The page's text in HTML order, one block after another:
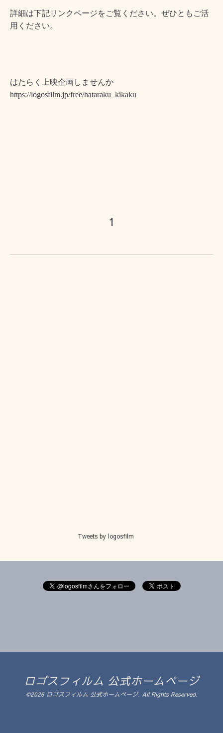
詳細は下記リンクページをご覧ください。ぜひともご活
用ください。
はたらく上映企画しませんか
https://logosfilm.jp/free/hataraku_kikaku
1
Tweets by logosfilm
ロゴスフィルム 公式ホームページ
©2026 ロゴスフィルム 公式ホームページ. All Rights Reserved.